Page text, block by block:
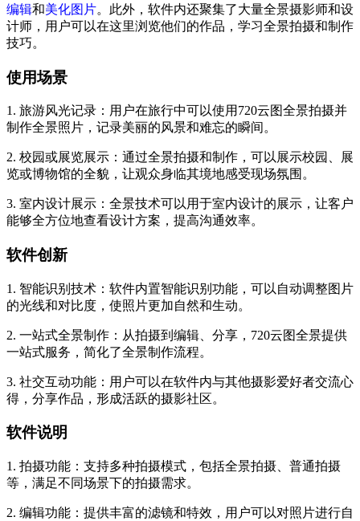
编辑和美化图片。此外，软件内还聚集了大量全景摄影师和设
计师，用户可以在这里浏览他们的作品，学习全景拍摄和制作
技巧。
使用场景
1. 旅游风光记录：用户在旅行中可以使用720云图全景拍摄并
制作全景照片，记录美丽的风景和难忘的瞬间。
2. 校园或展览展示：通过全景拍摄和制作，可以展示校园、展
览或博物馆的全貌，让观众身临其境地感受现场氛围。
3. 室内设计展示：全景技术可以用于室内设计的展示，让客户
能够全方位地查看设计方案，提高沟通效率。
软件创新
1. 智能识别技术：软件内置智能识别功能，可以自动调整图片
的光线和对比度，使照片更加自然和生动。
2. 一站式全景制作：从拍摄到编辑、分享，720云图全景提供
一站式服务，简化了全景制作流程。
3. 社交互动功能：用户可以在软件内与其他摄影爱好者交流心
得，分享作品，形成活跃的摄影社区。
软件说明
1. 拍摄功能：支持多种拍摄模式，包括全景拍摄、普通拍摄
等，满足不同场景下的拍摄需求。
2. 编辑功能：提供丰富的滤镜和特效，用户可以对照片进行自